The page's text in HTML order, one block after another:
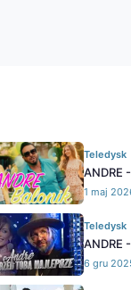
Teledysk
ANDRE
1 maj
Teledysk
ANDRE
6 gru